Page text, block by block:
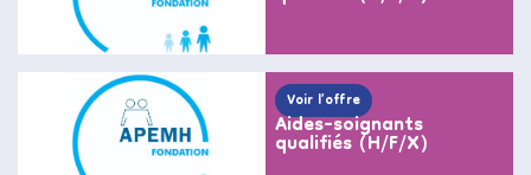
Voir l’offre
Aides-soignants
qualifiés (H/F/X)